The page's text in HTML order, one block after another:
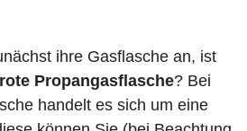
ihre Gasflasche an, ist
rote Propangasflasche? Bei
handelt es sich um eine